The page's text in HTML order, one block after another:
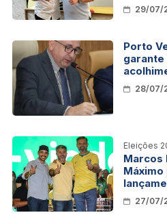
29/07/
Porto
28/07/
Eleições
Marcos
à
27/07/